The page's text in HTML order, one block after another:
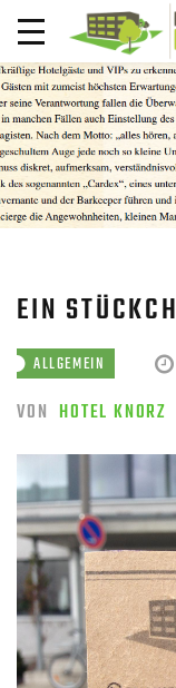
HOME
EIN
ALLGEMEIN
VON HOTEL KNORZ